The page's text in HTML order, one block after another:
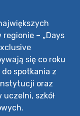
– „Days
się co roku
spotkania z
oraz
szkół